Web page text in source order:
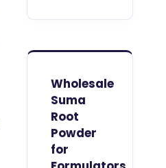
biodiversity
increasingly
relevant to
companies
searching
for
differentiated
natural
Wholesale
Suma
Root
Powder
for